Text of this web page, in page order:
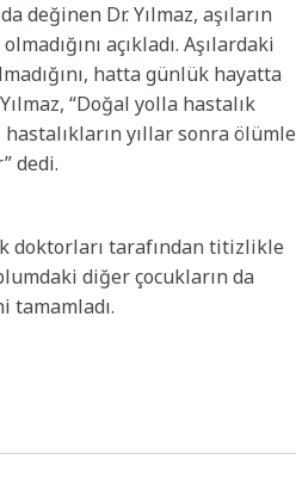
değinen Dr. Yılmaz, aşıların
açıkladı. Aşılardaki
hatta günlük hayatta
“Doğal yolla hastalık
hastalıkların yıllar sonra ölümle
dedi.
doktorları tarafından titizlikle
diğer çocukların da
tamamladı.